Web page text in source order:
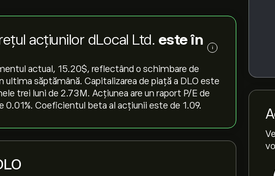
acțiunilor dLocal Ltd. este în
i
actual, 15.20‎$‎, reflectând o schimbare de
ultima săptămână. Capitalizarea de piață a DLO este
trei luni de 2.73M. Acțiunea are un raport P/E de
0.01%. Coeficientul beta al acțiunii este de 1.09.